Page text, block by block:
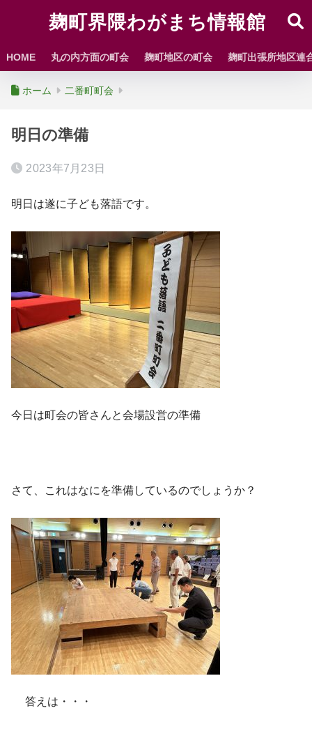
麹町界隈わがまち情報館
HOME 丸の内方面の町会 麹町地区の町会 麹町出張所地区連
ホーム 二番町町会
明日の準備
2023年7月23日
明日は遂に子ども落語です。
今日は町会の皆さんと会場設営の準備
さて、これはなにを準備しているのでしょうか？
答えは・・・